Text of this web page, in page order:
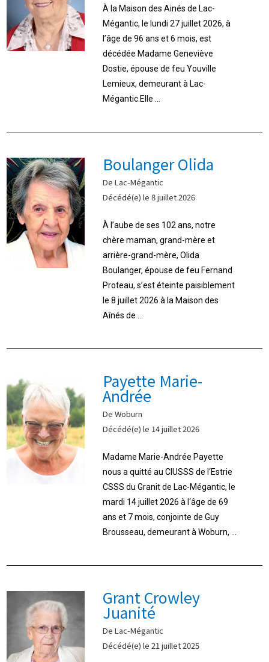
À la Maison des Ainés de Lac-
Mégantic, le lundi 27 juillet 2026, à
l’âge de 96 ans et 6 mois, est
décédée Madame Geneviève
Dostie, épouse de feu Youville
Lemieux, demeurant à Lac-
Mégantic.Elle ...
Boulanger Olida
De Lac-Mégantic
Décédé(e) le 8 juillet 2026
À l’aube de ses 102 ans, notre
chère maman, grand-mère et
arrière-grand-mère, Olida
Boulanger, épouse de feu Fernand
Proteau, s’est éteinte paisiblement
le 8 juillet 2026 à la Maison des
Aînés de ...
Payette Marie-
Andrée
De Woburn
Décédé(e) le 14 juillet 2026
Madame Marie-Andrée Payette
nous a quitté au CIUSSS de l‘Estrie
CSSS du Granit de Lac-Mégantic, le
mardi 14 juillet 2026 à l‘âge de 69
ans et 7 mois, conjointe de Guy
Brousseau, demeurant à Woburn, ...
Grant Crowley
Juanité
De Lac-Mégantic
Décédé(e) le 21 juillet 2025